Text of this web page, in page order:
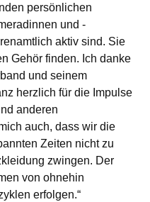
persönlichen
und -
aktiv sind. Sie
Gehör finden. Ich danke
und seinem
herzlich für die Impulse
anderen
auch, dass wir die
Zeiten nicht zu
zwingen. Der
von ohnehin
erfolgen.“